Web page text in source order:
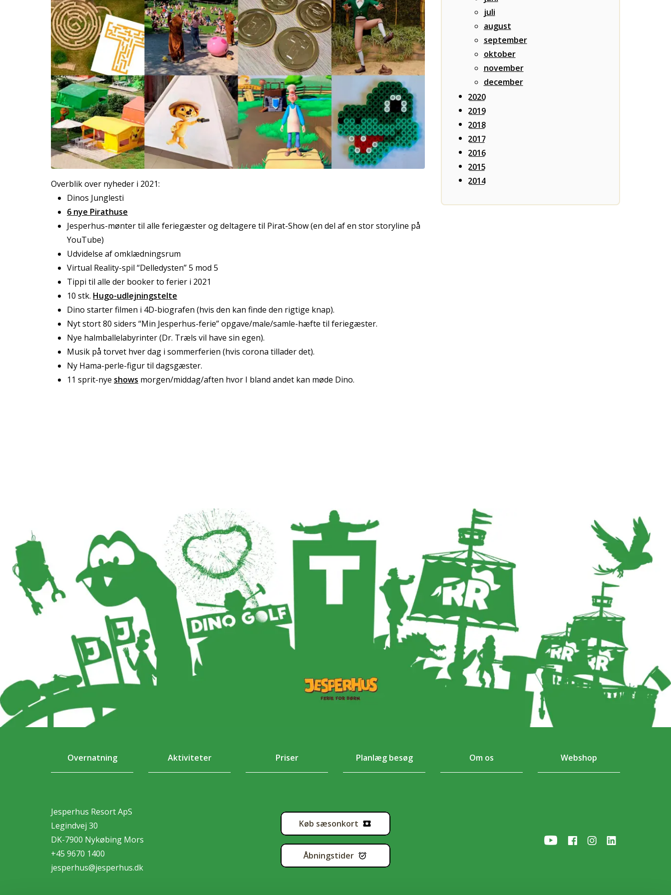
Overblik over nyheder i 2021:
Dinos Junglesti
6 nye Pirathuse
Jesperhus-mønter til alle feriegæster og deltagere til Pirat-Show (en del af en stor storyline på
YouTube)
Udvidelse af omklædningsrum
Virtual Reality-spil “Delledysten” 5 mod 5
Tippi til alle der booker to ferier i 2021
10 stk. Hugo-udlejningstelte
Dino starter filmen i 4D-biografen (hvis den kan finde den rigtige knap).
Nyt stort 80 siders “Min Jesperhus-ferie” opgave/male/samle-hæfte til feriegæster.
Nye halmballelabyrinter (Dr. Træls vil have sin egen).
Musik på torvet hver dag i sommerferien (hvis corona tillader det).
Ny Hama-perle-figur til dagsgæster.
11 sprit-nye shows morgen/middag/aften hvor I bland andet kan møde Dino.
juli
august
september
oktober
november
december
2020
2019
2018
2017
2016
2015
2014
Overnatning Aktiviteter Priser Planlæg besøg Om os Webshop
Jesperhus Resort ApS
Legindvej 30
DK-7900 Nykøbing Mors
+45 9670 1400
jesperhus@jesperhus.dk
Køb sæsonkort
Åbningstider